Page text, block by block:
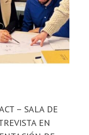
– SALA DE
EN